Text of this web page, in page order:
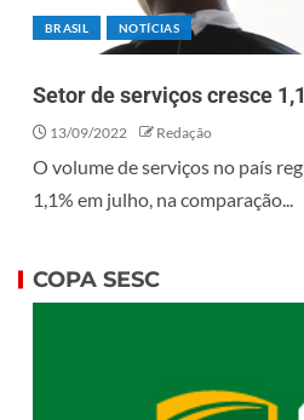
BRASIL NOTÍCIAS
Setor de serviços cresce
13/09/2022 Redação
O volume de serviços no país
1,1% em julho, na comparação...
COPA SESC